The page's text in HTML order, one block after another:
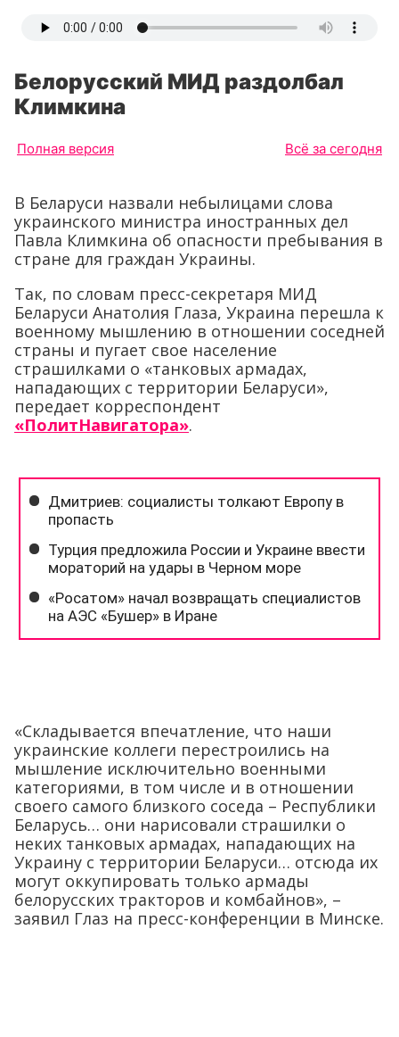
Белорусский МИД раздолбал
Климкина
Полная версия Всё за сегодня
В Беларуси назвали небылицами слова
украинского министра иностранных дел
Павла Климкина об опасности пребывания в
стране для граждан Украины.
Так, по словам пресс-секретаря МИД
Беларуси Анатолия Глаза, Украина перешла к
военному мышлению в отношении соседней
страны и пугает свое население
страшилками о «танковых армадах,
нападающих с территории Беларуси»,
передает корреспондент
«ПолитНавигатора».
«Складывается впечатление, что наши
украинские коллеги перестроились на
мышление исключительно военными
категориями, в том числе и в отношении
своего самого близкого соседа – Республики
Беларусь… они нарисовали страшилки о
неких танковых армадах, нападающих на
Украину с территории Беларуси… отсюда их
могут оккупировать только армады
белорусских тракторов и комбайнов», –
заявил Глаз на пресс-конференции в Минске.